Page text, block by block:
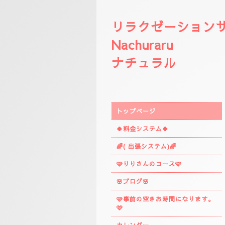
リラクゼーション
Nachuraru
ナチュラル
トップページ
🍀料金システム🍀
🌈( 出張システム)🌈
🩷りりさんのコース🩷
🌸ブログ🌸
🩷事前の空きお時間になります。
🩷